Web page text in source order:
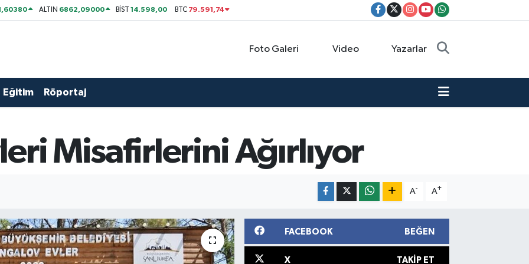
ALTIN 6862,09000 BİST14.598,00 BTC 79.591,74
Foto Galeri Video Yazarlar
Eğitim Röportaj
Misafirlerini Ağırlıyor
A- A+
FACEBOOK BEĞEN
X TAKIP ET